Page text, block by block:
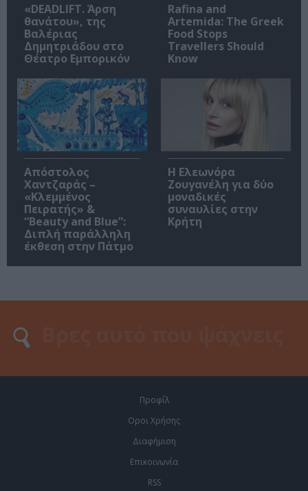
«DEADLIFT. Άρση
θανάτου», της
Βαλέριας
Δημητριάδου στο
Θέατρο Εμπορικόν
Rafina and
Artemida: The Greek
Food Stops
Travellers Should
Know
Απόστολος
Χαντζαράς –
«Κλεμμένος
Πειρατής» &
“Beauty and Blue”:
Διπλή παράλληλη
έκθεση στην Πάτμο
Η Ελεωνόρα
Ζουγανέλη για δύο
μοναδικές
συναυλίες στην
Κρήτη
Προφίλ
Οροι Χρήσης
Διαφήμιση
Επικοινωνία
RSS